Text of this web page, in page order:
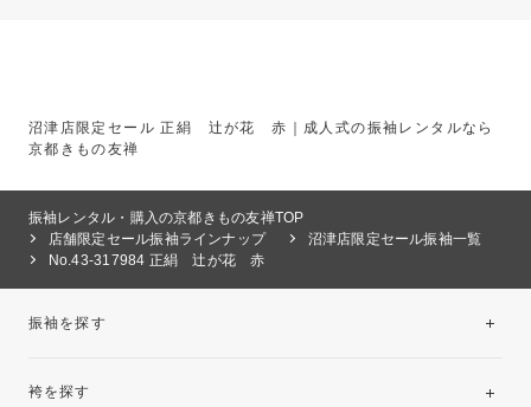
沼津店限定セール 正絹 辻が花 赤｜成人式の振袖レンタルなら
京都きもの友禅
振袖レンタル・購入の京都きもの友禅TOP
店舗限定セール振袖ラインナップ
沼津店限定セール振袖一覧
No.43-317984 正絹 辻が花 赤
振袖を探す
袴を探す